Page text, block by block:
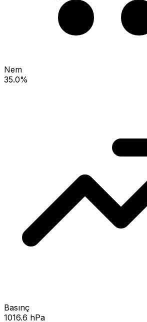
Nem
35.0%
Basınç
1016.6 hPa